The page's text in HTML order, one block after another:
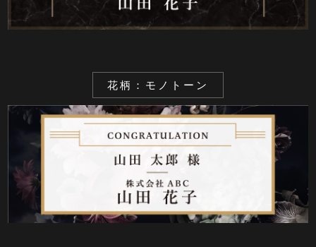
花柄：モノトーン